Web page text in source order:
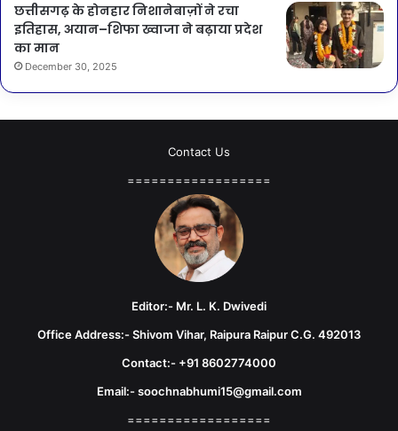
छत्तीसगढ़ के होनहार निशानेबाज़ों ने रचा
इतिहास, अयान–शिफा ख्वाजा ने बढ़ाया प्रदेश
का मान
December 30, 2025
Contact Us
==================
Editor:- Mr. L. K. Dwivedi
Office Address:- Shivom Vihar, Raipura Raipur C.G. 492013
Contact:- +91 8602774000
Email:- soochnabhumi15@gmail.com
==================